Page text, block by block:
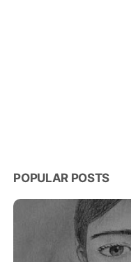
POPULAR POSTS